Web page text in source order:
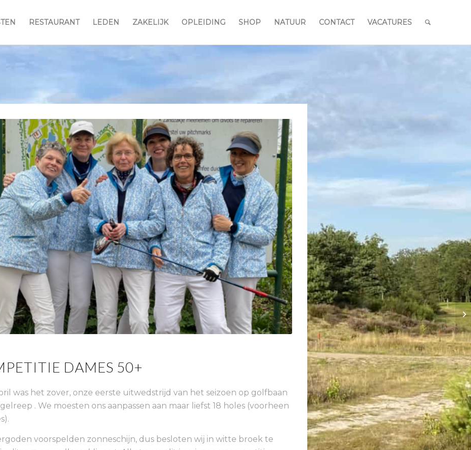
RESTAURANT LEDEN ZAKELIJK OPLEIDING SHOP NATUUR CONTACT VACATURES
DAMES 50+
was het zover, onze eerste uitwedstrijd van het seizoen op golfbaan
. We moesten ons aanpassen aan maar liefst 18 holes (voorheen
voorspelden zonneschijn, dus besloten wij in witte broek te